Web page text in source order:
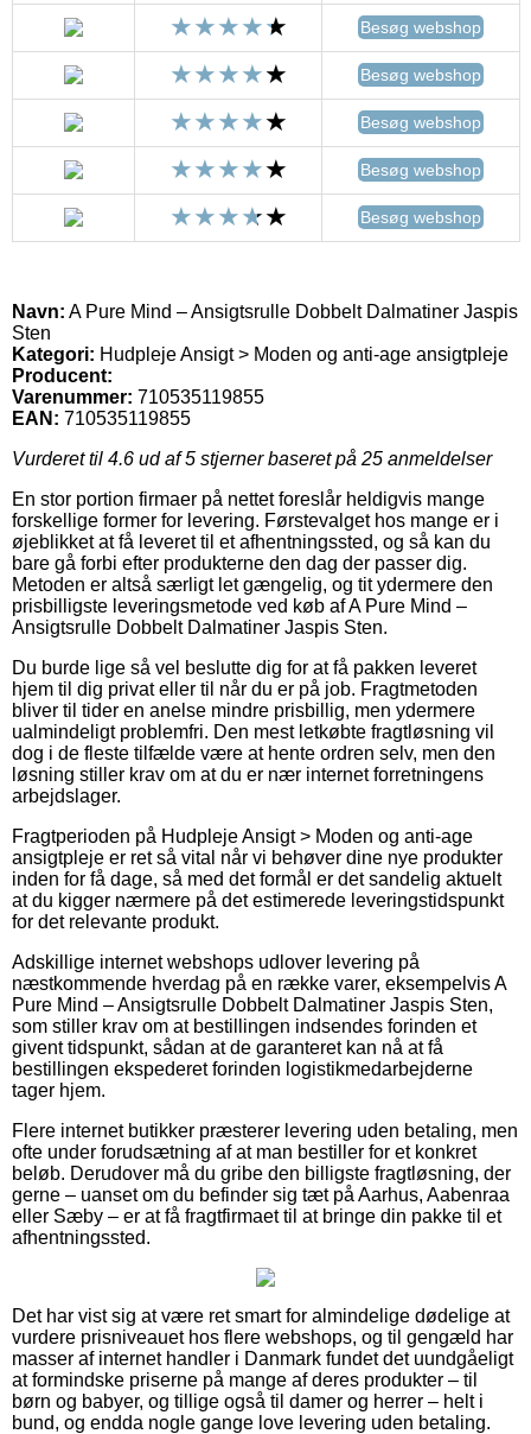
Besøg webshop
Besøg webshop
Besøg webshop
Besøg webshop
Besøg webshop
Navn: A Pure Mind – Ansigtsrulle Dobbelt Dalmatiner Jaspis
Sten
Kategori: Hudpleje Ansigt > Moden og anti-age ansigtpleje
Producent:
Varenummer: 710535119855
EAN: 710535119855
Vurderet til 4.6 ud af 5 stjerner baseret på 25 anmeldelser
En stor portion firmaer på nettet foreslår heldigvis mange
forskellige former for levering. Førstevalget hos mange er i
øjeblikket at få leveret til et afhentningssted, og så kan du
bare gå forbi efter produkterne den dag der passer dig.
Metoden er altså særligt let gængelig, og tit ydermere den
prisbilligste leveringsmetode ved køb af A Pure Mind –
Ansigtsrulle Dobbelt Dalmatiner Jaspis Sten.
Du burde lige så vel beslutte dig for at få pakken leveret
hjem til dig privat eller til når du er på job. Fragtmetoden
bliver til tider en anelse mindre prisbillig, men ydermere
ualmindeligt problemfri. Den mest letkøbte fragtløsning vil
dog i de fleste tilfælde være at hente ordren selv, men den
løsning stiller krav om at du er nær internet forretningens
arbejdslager.
Fragtperioden på Hudpleje Ansigt > Moden og anti-age
ansigtpleje er ret så vital når vi behøver dine nye produkter
inden for få dage, så med det formål er det sandelig aktuelt
at du kigger nærmere på det estimerede leveringstidspunkt
for det relevante produkt.
Adskillige internet webshops udlover levering på
næstkommende hverdag på en række varer, eksempelvis A
Pure Mind – Ansigtsrulle Dobbelt Dalmatiner Jaspis Sten,
som stiller krav om at bestillingen indsendes forinden et
givent tidspunkt, sådan at de garanteret kan nå at få
bestillingen ekspederet forinden logistikmedarbejderne
tager hjem.
Flere internet butikker præsterer levering uden betaling, men
ofte under forudsætning af at man bestiller for et konkret
beløb. Derudover må du gribe den billigste fragtløsning, der
gerne – uanset om du befinder sig tæt på Aarhus, Aabenraa
eller Sæby – er at få fragtfirmaet til at bringe din pakke til et
afhentningssted.
Det har vist sig at være ret smart for almindelige dødelige at
vurdere prisniveauet hos flere webshops, og til gengæld har
masser af internet handler i Danmark fundet det uundgåeligt
at formindske priserne på mange af deres produkter – til
børn og babyer, og tillige også til damer og herrer – helt i
bund, og endda nogle gange love levering uden betaling.